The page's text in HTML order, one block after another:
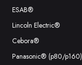
ESAB®
Lincoln Electric®
Cebora®
Panasonic® (p80/p160)